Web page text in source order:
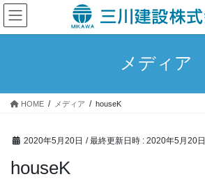
コ
ン
テ
ス
ナ
ビ
ゲ
ン
メディア
HOME メディア houseK
2020年5月20日 / 最終更新日時 : 2020年5月20日
houseK